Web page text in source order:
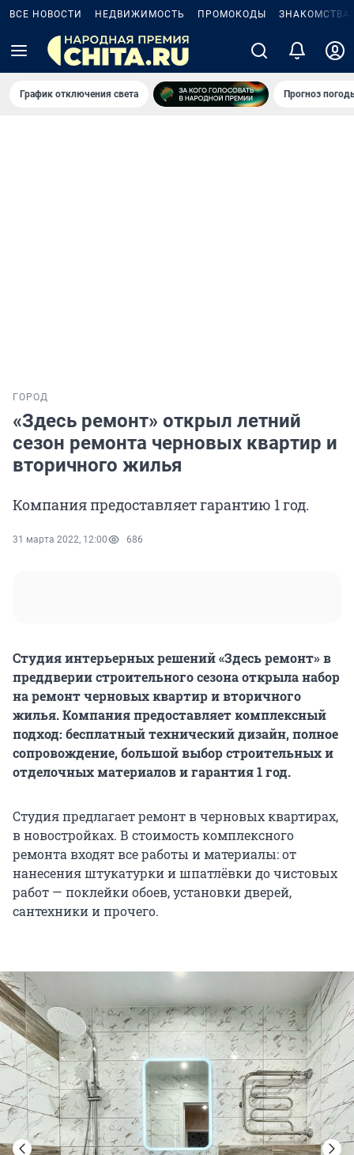
ВСЕ НОВОСТИ НЕДВИЖИМОСТЬ ПРОМОКОДЫ ЗНАКОМСТВА
График отключения света Прогноз
ГОРОД
«Здесь ремонт» открыл летний
сезон ремонта черновых квартир и
вторичного жилья
Компания предоставляет гарантию 1 год.
31 марта 2022, 12:00 686
Студия интерьерных решений «Здесь ремонт» в
преддверии строительного сезона открыла набор
на ремонт черновых квартир и вторичного
жилья. Компания предоставляет комплексный
подход: бесплатный технический дизайн, полное
сопровождение, большой выбор строительных и
отделочных материалов и гарантия 1 год.
Студия предлагает ремонт в черновых квартирах,
в новостройках. В стоимость комплексного
ремонта входят все работы и материалы: от
нанесения штукатурки и шпатлёвки до чистовых
работ — поклейки обоев, установки дверей,
сантехники и прочего.